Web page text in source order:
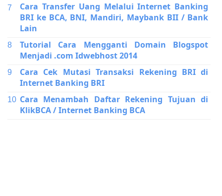
Cara Transfer Uang Melalui Internet Banking
BRI ke BCA, BNI, Mandiri, Maybank BII / Bank
Lain
Tutorial Cara Mengganti Domain Blogspot
Menjadi .com Idwebhost 2014
Cara Cek Mutasi Transaksi Rekening BRI di
Internet Banking BRI
Cara Menambah Daftar Rekening Tujuan di
KlikBCA / Internet Banking BCA